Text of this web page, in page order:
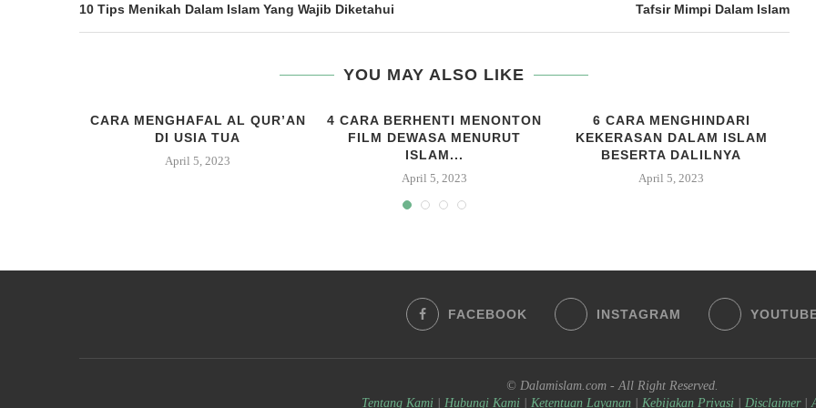
10 Tips Menikah Dalam Islam Yang Wajib Diketahui Tafsir Mimpi Dalam Islam
YOU MAY ALSO LIKE
CARA MENGHAFAL AL QUR’AN
DI USIA TUA
April 5, 2023
4 CARA BERHENTI MENONTON
FILM DEWASA MENURUT
ISLAM...
April 5, 2023
6 CARA MENGHINDARI
KEKERASAN DALAM ISLAM
BESERTA DALILNYA
April 5, 2023
FACEBOOK INSTAGRAM
© Dalamislam.com - All Right Reserved.
Tentang Kami
Hubungi Kami| Ketentuan Layanan| Kebijakan Privasi| Disclaimer|